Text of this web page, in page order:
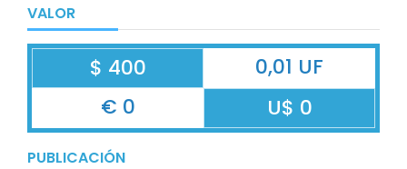
VALOR
$ 400
0,01 UF
€ 0
U$ 0
PUBLICACIÓN